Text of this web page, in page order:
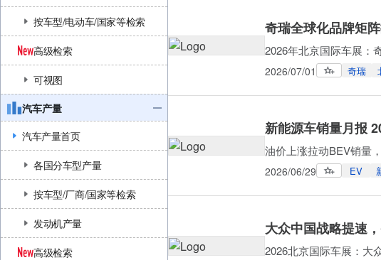
按车型/电动车/国家等检索
高级检索
可视图
汽车产量
汽车产量首页
各国分车型产量
按车型/厂商/国家等检索
发动机产量
高级检索
奇瑞全球化品牌矩
2026年北京国际车展：
2026/07/01 奇瑞
新能源车销量月报
油价上涨拉动BEV销量
2026/06/29 EV
大众中国战略提速
2026北京国际车展：大